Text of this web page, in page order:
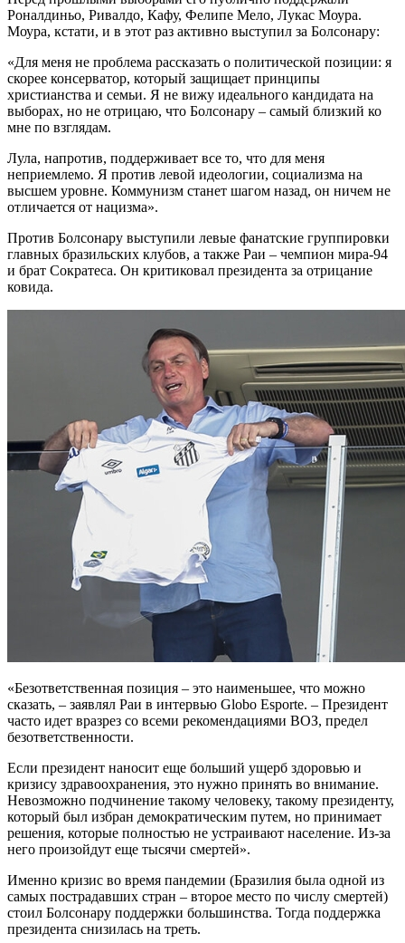
Роналдиньо, Ривалдо, Кафу, Фелипе Мело, Лукас Моура.
Моура, кстати, и в этот раз активно выступил за Болсонару:
«Для меня не проблема рассказать о политической позиции: я
скорее консерватор, который защищает принципы
христианства и семьи. Я не вижу идеального кандидата на
выборах, но не отрицаю, что Болсонару – самый близкий ко
мне по взглядам.
Лула, напротив, поддерживает все то, что для меня
неприемлемо. Я против левой идеологии, социализма на
высшем уровне. Коммунизм станет шагом назад, он ничем не
отличается от нацизма».
Против Болсонару выступили левые фанатские группировки
главных бразильских клубов, а также Раи – чемпион мира-94
и брат Сократеса. Он критиковал президента за отрицание
ковида.
«Безответственная позиция – это наименьшее, что можно
сказать, – заявлял Раи в интервью Globo Esporte. – Президент
часто идет вразрез со всеми рекомендациями ВОЗ, предел
безответственности.
Если президент наносит еще больший ущерб здоровью и
кризису здравоохранения, это нужно принять во внимание.
Невозможно подчинение такому человеку, такому президенту,
который был избран демократическим путем, но принимает
решения, которые полностью не устраивают население. Из-за
него произойдут еще тысячи смертей».
Именно кризис во время пандемии (Бразилия была одной из
самых пострадавших стран – второе место по числу смертей)
стоил Болсонару поддержки большинства. Тогда поддержка
президента снизилась на треть.